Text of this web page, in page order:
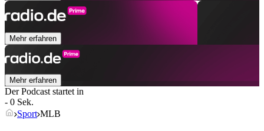
Mehr erfahren
Mehr erfahren
Der Podcast startet in
- 0 Sek.
Sport MLB